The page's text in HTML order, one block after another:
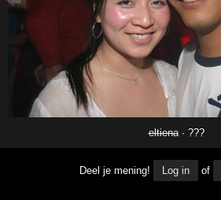
eltiena· ???
Deel je mening! Log in of